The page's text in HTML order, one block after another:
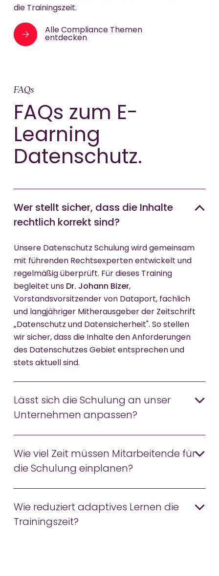
die Trainingszeit.
Alle Compliance Themen
entdecken
FAQs
FAQs zum E-
Learning
Datenschutz.
Wer stellt sicher, dass die Inhalte
rechtlich korrekt sind?
Unsere Datenschutz Schulung wird gemeinsam
mit führenden Rechtsexperten entwickelt und
regelmäßig überprüft. Für dieses Training
begleitet uns Dr. Johann Bizer,
Vorstandsvorsitzender von Dataport, fachlich
und langjähriger Mitherausgeber der Zeitschrift
„Datenschutz und Datensicherheit". So stellen
wir sicher, dass die Inhalte den Anforderungen
des Datenschutzes Gebiet entsprechen und
stets aktuell sind.
Lässt sich die Schulung an unser
Unternehmen anpassen?
Wie viel Zeit müssen Mitarbeitende für
die Schulung einplanen?
Wie reduziert adaptives Lernen die
Trainingszeit?